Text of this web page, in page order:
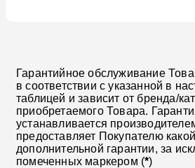
Гарантийное обслуживание
в соответствии с указанной в
таблицей и зависит от бренда/
приобретаемого Товара.
устанавливается
предоставляет Покупателю
дополнительной гарантии, за
помеченных маркером (*)